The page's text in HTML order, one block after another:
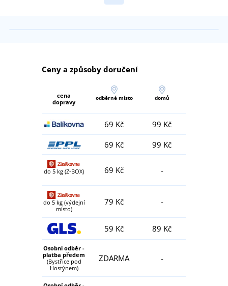
Ceny a způsoby doručení
cena
dopravy
odběrné místo domů
69 Kč
99 Kč
69 Kč
99 Kč
do 5 kg (Z-BOX) 69 Kč -
do 5 kg (výdejní
místo)
79 Kč -
59 Kč 89 Kč
Osobní odběr -
platba předem
(Bystřice pod
Hostýnem)
ZDARMA -